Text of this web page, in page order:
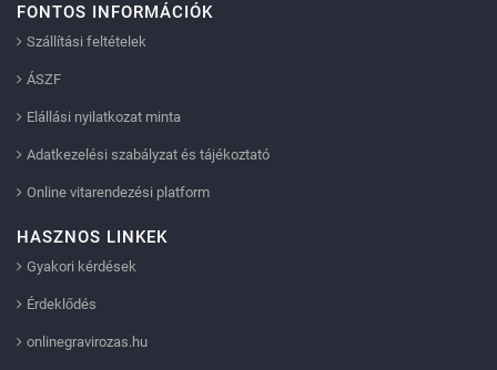
FONTOS INFORMÁCIÓK
Szállítási feltételek
ÁSZF
Elállási nyilatkozat minta
Adatkezelési szabályzat és tájékoztató
Online vitarendezési platform
HASZNOS LINKEK
Gyakori kérdések
Érdeklődés
onlinegravirozas.hu